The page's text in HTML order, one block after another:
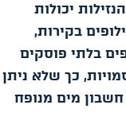
יכולות
בקירות,
בלתי פוסקים
כך שלא ניתן
מים מנופח